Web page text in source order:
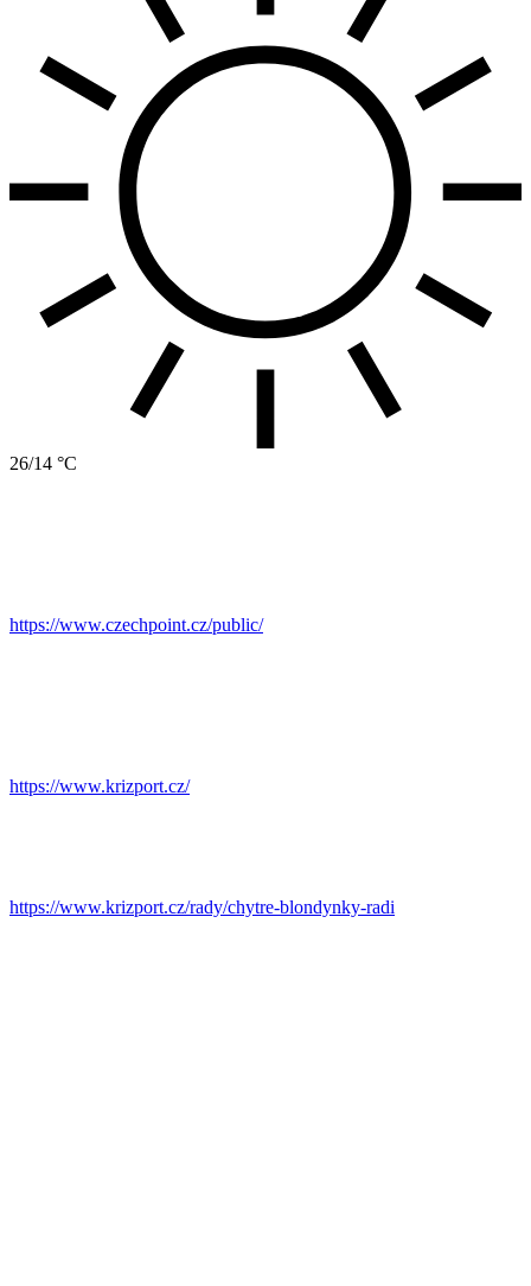
26/14 °C
https://www.czechpoint.cz/public/
https://www.krizport.cz/
https://www.krizport.cz/rady/chytre-blondynky-radi